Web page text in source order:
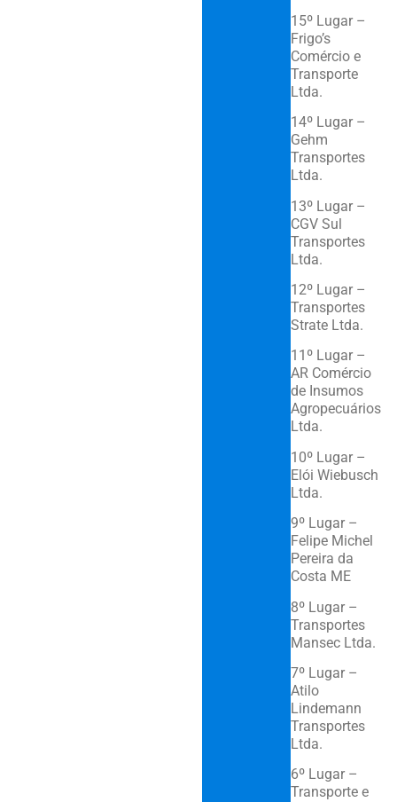
15º Lugar –
Frigo’s
Comércio e
Transporte
Ltda.
14º Lugar –
Gehm
Transportes
Ltda.
13º Lugar –
CGV Sul
Transportes
Ltda.
12º Lugar –
Transportes
Strate Ltda.
11º Lugar –
AR Comércio
de Insumos
Agropecuários
Ltda.
10º Lugar –
Elói Wiebusch
9º Lugar –
Felipe Michel
Pereira da
Costa ME
8º Lugar –
Transportes
Mansec Ltda.
7º Lugar –
Atilo
Lindemann
Transportes
Ltda.
6º Lugar –
Transporte e